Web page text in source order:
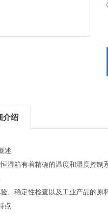
介绍
述
箱有着精确的温度和湿度控制系
、稳定性检查以及工业产品的原
点